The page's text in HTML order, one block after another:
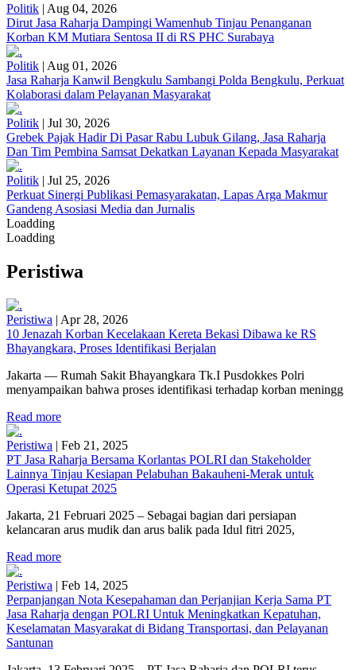
Politik | Aug 04, 2026
Dirut Jasa Raharja Dampingi Wamenhub Tinjau Penanganan
Korban KM Mutiara Sentosa II di RS PHC Surabaya
Politik | Aug 01, 2026
Jasa Raharja Kanwil Bengkulu Sambangi Polda Bengkulu, Perkuat
Kolaborasi dalam Pelayanan Masyarakat
Politik | Jul 30, 2026
Grebek Pajak Hadir Di Pasar Rabu Lubuk Gilang, Jasa Raharja
Dan Tim Pembina Samsat Dekatkan Layanan Kepada Masyarakat
Politik | Jul 25, 2026
Perkuat Sinergi Publikasi Pemasyarakatan, Lapas Arga Makmur
Gandeng Asosiasi Media dan Jurnalis
Loadding
Loadding
Peristiwa
Peristiwa | Apr 28, 2026
10 Jenazah Korban Kecelakaan Kereta Bekasi Dibawa ke RS
Bhayangkara, Proses Identifikasi Berjalan
Jakarta — Rumah Sakit Bhayangkara Tk.I Pusdokkes Polri
menyampaikan bahwa proses identifikasi terhadap korban meningg
Read more
Peristiwa | Feb 21, 2025
PT Jasa Raharja Bersama Korlantas POLRI dan Stakeholder
Lainnya Tinjau Kesiapan Pelabuhan Bakauheni-Merak untuk
Operasi Ketupat 2025
Jakarta, 21 Februari 2025 – Sebagai bagian dari persiapan
kelancaran arus mudik dan arus balik pada Idul fitri 2025,
Read more
Peristiwa | Feb 14, 2025
Perpanjangan Nota Kesepahaman dan Perjanjian Kerja Sama PT
Jasa Raharja dengan POLRI Untuk Meningkatkan Kepatuhan,
Keselamatan Masyarakat di Bidang Transportasi, dan Pelayanan
Santunan